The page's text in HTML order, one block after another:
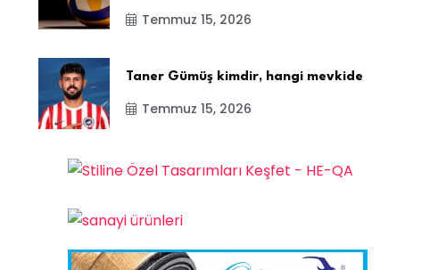
Temmuz 15, 2026
Taner Gümüş kimdir, hangi mevkide
Temmuz 15, 2026